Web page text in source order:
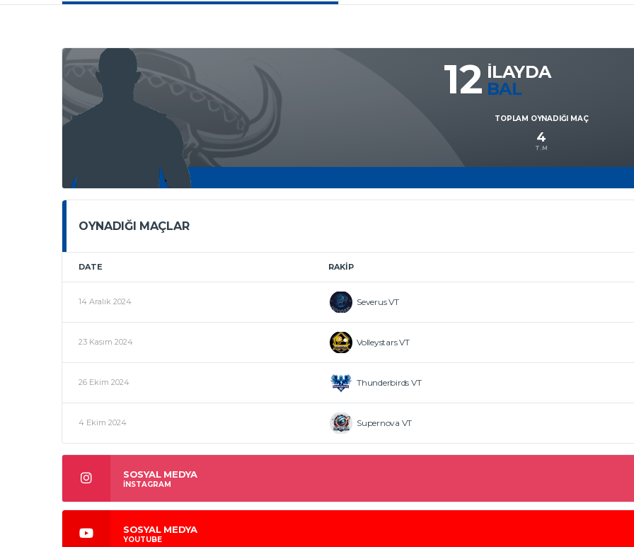
12 İLAYDA
BAL
TOPLAM OYNADIĞI MAÇ
4
T.M
OYNADIĞI MAÇLAR
DATE RAKIP
14 Aralık 2024 Severus VT
23 Kasım 2024 Volleystars VT
26 Ekim 2024 Thunderbirds VT
4 Ekim 2024 Supernova VT
SOSYAL MEDYA
İNSTAGRAM
SOSYAL MEDYA
YOUTUBE